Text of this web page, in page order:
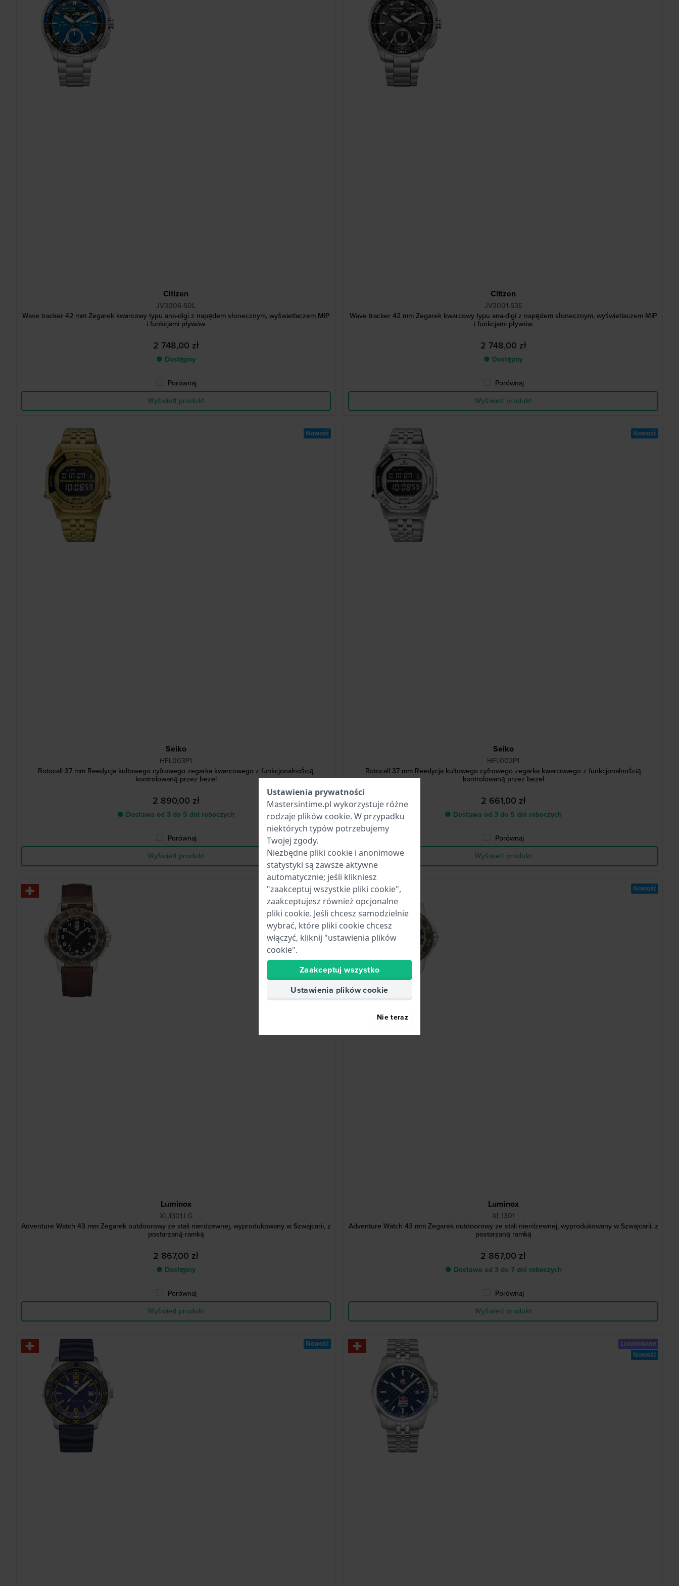
Citizen
JV3006-50L
Wave tracker 42 mm Zegarek kwarcowy typu ana-digi z napędem słonecznym, wyświetlaczem MIP
i funkcjami pływów
2 748,00 zł
● Dostępny
Porównaj
Wyświetl produkt
Citizen
JV3001-53E
Wave tracker 42 mm Zegarek kwarcowy typu ana-digi z napędem słonecznym, wyświetlaczem MIP
i funkcjami pływów
2 748,00 zł
● Dostępny
Porównaj
Wyświetl produkt
Seiko
HFL003P1
Rotocall 37 mm Reedycja kultowego cyfrowego zegarka kwarcowego z funkcjonalnością
kontrolowaną przez bezel
2 890,00 zł
● Dostawa od 3 do 5 dni roboczych
Porównaj
Wyświetl produkt
Nowość
Seiko
HFL002P1
Rotocall 37 mm Reedycja kultowego cyfrowego zegarka kwarcowego z funkcjonalnością
kontrolowaną przez bezel
2 661,00 zł
● Dostawa od 3 do 5 dni roboczych
Porównaj
Wyświetl produkt
Nowość
Luminox
XL.1301.LG
Adventure Watch 43 mm Zegarek outdoorowy ze stali nierdzewnej, wyprodukowany w Szwajcarii, z
postarzaną ramką
2 867,00 zł
● Dostępny
Porównaj
Wyświetl produkt
Nowość
Luminox
XL.1301
Adventure Watch 43 mm Zegarek outdoorowy ze stali nierdzewnej, wyprodukowany w Szwajcarii, z
postarzaną ramką
2 867,00 zł
● Dostawa od 3 do 7 dni roboczych
Porównaj
Wyświetl produkt
Nowość
Nowość
Limitowane
Nowość
Ustawienia prywatności
Mastersintime.pl wykorzystuje różne
rodzaje plików cookie. W przypadku
niektórych typów potrzebujemy
Twojej zgody.
Niezbędne pliki cookie i anonimowe
statystyki są zawsze aktywne
automatycznie; jeśli klikniesz
"zaakceptuj wszystkie pliki cookie",
zaakceptujesz również opcjonalne
pliki cookie. Jeśli chcesz samodzielnie
wybrać, które pliki cookie chcesz
włączyć, kliknij "ustawienia plików
cookie".
Zaakceptuj wszystko
Ustawienia plików cookie
Nie teraz